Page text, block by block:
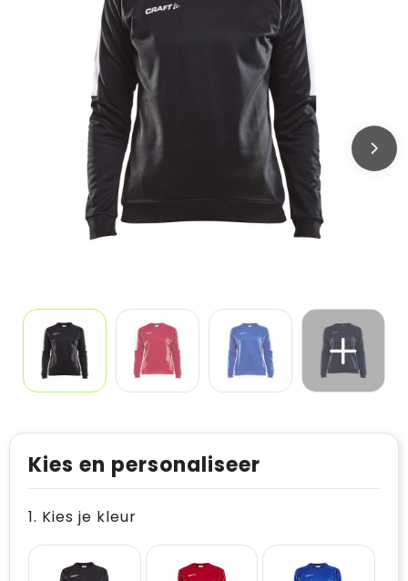
Kies en personaliseer
1. Kies je kleur